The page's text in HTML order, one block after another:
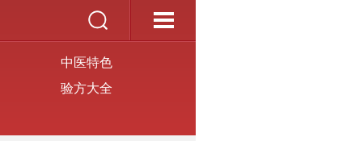
中医特色
验方大全